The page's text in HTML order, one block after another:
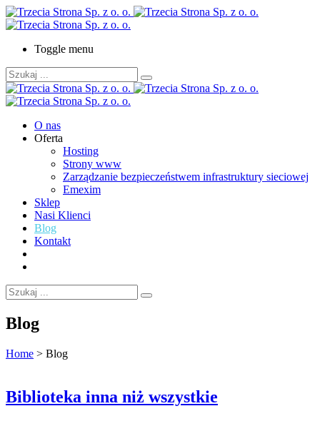
Toggle menu
O nas
Oferta
Hosting
Strony www
Zarządzanie bezpieczeństwem infrastruktury sieciowej
Emexim
Sklep
Nasi Klienci
Blog
Kontakt
Blog
Home > Blog
Biblioteka inna niż wszystkie